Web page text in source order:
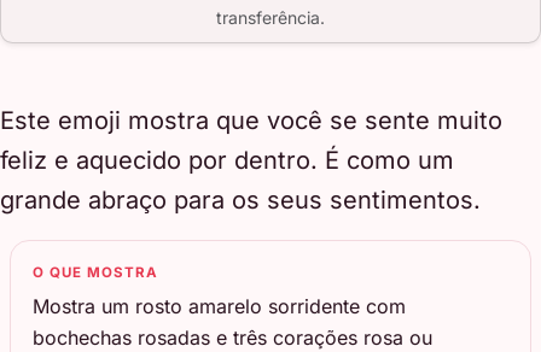
transferência.
Este emoji mostra que você se sente muito
feliz e aquecido por dentro. É como um
grande abraço para os seus sentimentos.
O QUE MOSTRA
Mostra um rosto amarelo sorridente com
bochechas rosadas e três corações rosa ou